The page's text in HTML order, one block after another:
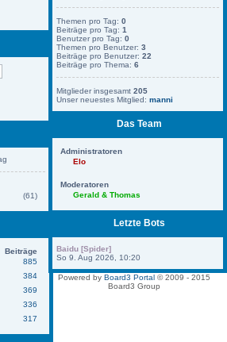
(61)
Beiträge
885
384
369
336
317
Themen pro Tag:0
Beiträge pro Tag:1
Benutzer pro Tag:0
Themen pro Benutzer:3
Beiträge pro Benutzer:22
Beiträge pro Thema:6
Mitglieder insgesamt205
Unser neuestes Mitglied:manni
Das Team
Administratoren
Elo
Moderatoren
Gerald & Thomas
Letzte Bots
Baidu [Spider]
So 9. Aug 2026, 10:20
Powered by Board3 Portal © 2009 - 2015
Board3 Group